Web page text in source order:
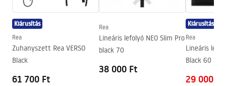
Nyitás iránya
kifelé és befelé
Easy Clean bevonat
Profilok kivitele
fekete
Tömítékkészlet a csomagban
Zuhanytálca nélkül is
Igen
Kiárusítás
Rea
Zuhanyszett Rea VERSO
Black
61 700 Ft
Rea
Lineáris lefolyó NEO Slim Pro
black 70
38 000 Ft
Kiárusítás
Rea
Lineáris
Black 60
29 000 Ft